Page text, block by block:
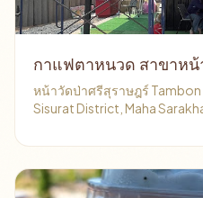
กาแฟตาหนวด สาขาห
หน้าวัดป่าศรีสุราษฎร์ Tambon
Sisurat District, Maha